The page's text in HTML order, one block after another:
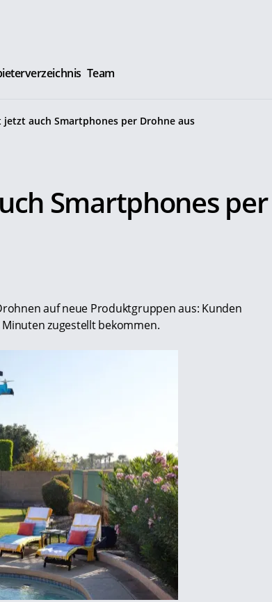
Team
jetzt auch Smartphones per Drohne aus
Smartphones per
auf neue Produktgruppen aus: Kunden
zugestellt bekommen.